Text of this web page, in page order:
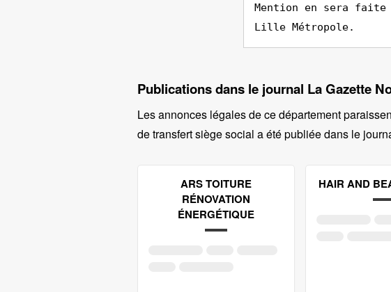
Mention en sera faite
Lille Métropole.
Publications dans le journal La Gazette
Les annonces légales de ce département
de transfert siège social a été publiée dans le
ARS TOITURE
RÉNOVATION
ÉNERGÉTIQUE
HAIR AND